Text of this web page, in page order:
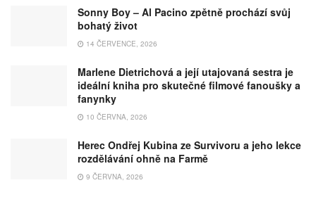
Sonny Boy – Al Pacino zpětně prochází svůj
bohatý život
14 ČERVENCE, 2026
Marlene Dietrichová a její utajovaná sestra je
ideální kniha pro skutečné filmové fanoušky a
fanynky
10 ČERVNA, 2026
Herec Ondřej Kubina ze Survivoru a jeho lekce
rozdělávání ohně na Farmě
9 ČERVNA, 2026